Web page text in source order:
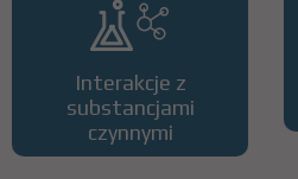
Interakcje z
substancjami
czynnymi